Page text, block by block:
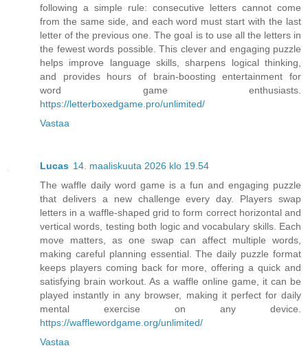
following a simple rule: consecutive letters cannot come
from the same side, and each word must start with the last
letter of the previous one. The goal is to use all the letters in
the fewest words possible. This clever and engaging puzzle
helps improve language skills, sharpens logical thinking,
and provides hours of brain-boosting entertainment for
word game enthusiasts.
https://letterboxedgame.pro/unlimited/
Vastaa
Lucas 14. maaliskuuta 2026 klo 19.54
The waffle daily word game is a fun and engaging puzzle
that delivers a new challenge every day. Players swap
letters in a waffle-shaped grid to form correct horizontal and
vertical words, testing both logic and vocabulary skills. Each
move matters, as one swap can affect multiple words,
making careful planning essential. The daily puzzle format
keeps players coming back for more, offering a quick and
satisfying brain workout. As a waffle online game, it can be
played instantly in any browser, making it perfect for daily
mental exercise on any device.
https://wafflewordgame.org/unlimited/
Vastaa